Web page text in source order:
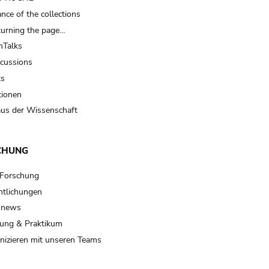
of the collections
the page…
der Wissenschaft
& Praktikum
mit unseren Teams